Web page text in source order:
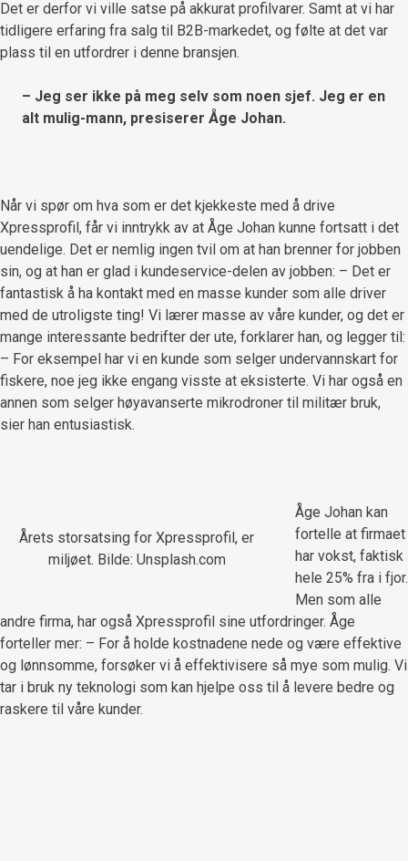
Det er derfor vi ville satse på akkurat profilvarer. Samt at vi har
tidligere erfaring fra salg til B2B-markedet, og følte at det var
plass til en utfordrer i denne bransjen.
– Jeg ser ikke på meg selv som noen sjef. Jeg er en
alt mulig-mann, presiserer Åge Johan.
Når vi spør om hva som er det kjekkeste med å drive
Xpressprofil, får vi inntrykk av at Åge Johan kunne fortsatt i det
uendelige. Det er nemlig ingen tvil om at han brenner for jobben
sin, og at han er glad i kundeservice-delen av jobben: – Det er
fantastisk å ha kontakt med en masse kunder som alle driver
med de utroligste ting! Vi lærer masse av våre kunder, og det er
mange interessante bedrifter der ute, forklarer han, og legger til:
– For eksempel har vi en kunde som selger undervannskart for
fiskere, noe jeg ikke engang visste at eksisterte. Vi har også en
annen som selger høyavanserte mikrodroner til militær bruk,
sier han entusiastisk.
Årets storsatsing for Xpressprofil, er
miljøet. Bilde: Unsplash.com
Åge Johan kan
fortelle at firmaet
har vokst, faktisk
hele 25% fra i fjor.
Men som alle
andre firma, har også Xpressprofil sine utfordringer. Åge
forteller mer: – For å holde kostnadene nede og være effektive
og lønnsomme, forsøker vi å effektivisere så mye som mulig. Vi
tar i bruk ny teknologi som kan hjelpe oss til å levere bedre og
raskere til våre kunder.